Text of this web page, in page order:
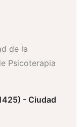
de la
Psicoterapia
- Ciudad